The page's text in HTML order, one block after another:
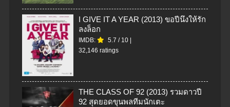
I GIVE IT A YEAR (2013) ขอปีนึงให้รัก
ลงล็อก
IMDB: 5.7 / 10
32,146 ratings
THE CLASS OF 92 (2013) รวมดาวปี
92 สุดยอดขุนพลทีมนักเตะ